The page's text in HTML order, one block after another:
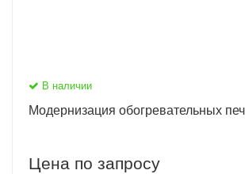
В наличии
Модернизация обогревательных
Цена по запросу